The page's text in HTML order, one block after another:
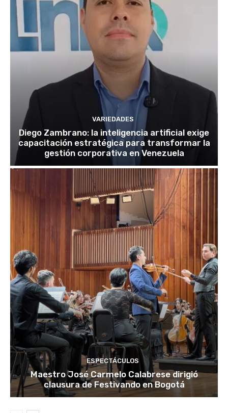
VARIEDADES
Diego Zambrano: la inteligencia artificial exige
capacitación estratégica para transformar la
gestión corporativa en Venezuela
ESPECTÁCULOS
Maestro José Carmelo Calabrese dirigió
clausura de Festivando en Bogotá